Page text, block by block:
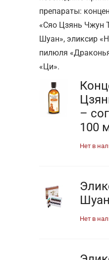
препараты:
«Сяо Цзянь Чжун
Шуан», эликсир
пилюля
«Ци».
–
100
Нет в
Нет в